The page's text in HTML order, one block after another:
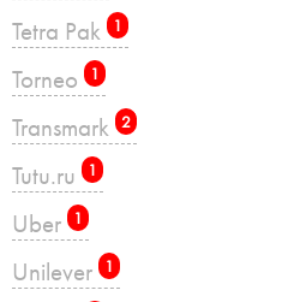
Tetra Pak 1
Torneo 1
Transmark 2
Tutu.ru 1
Uber 1
Unilever 1